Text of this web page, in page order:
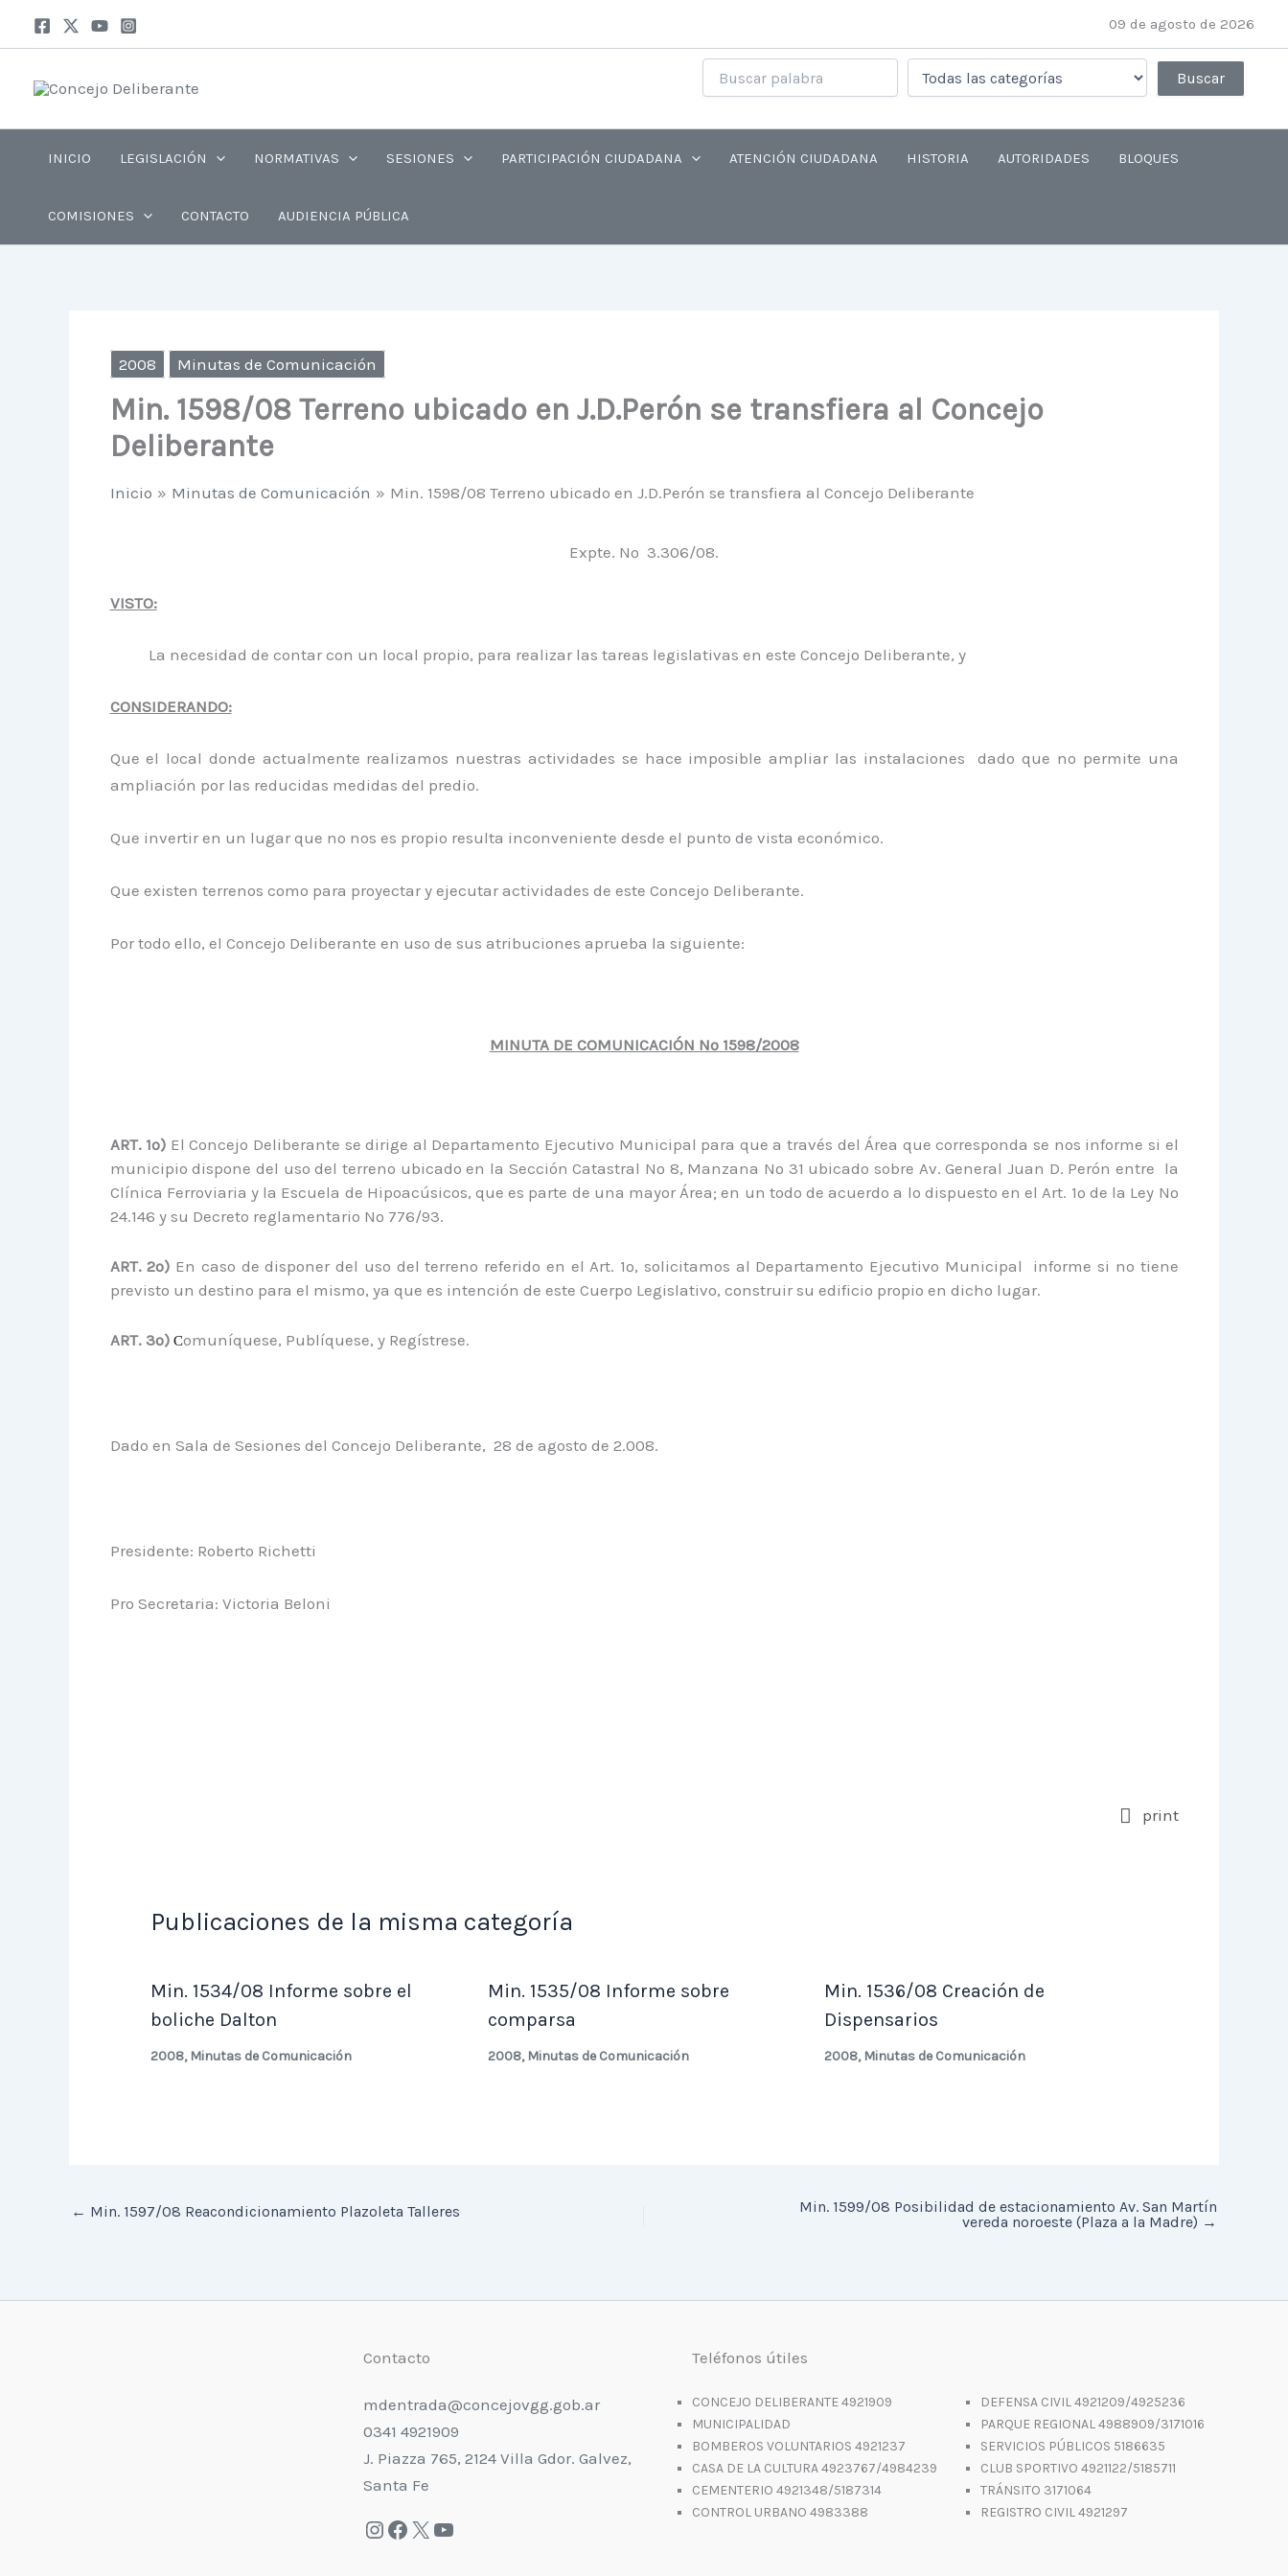
09 de agosto de 2026
INICIO LEGISLACIÓN NORMATIVAS SESIONES PARTICIPACIÓN CIUDADANA ATENCIÓN CIUDADANA HISTORIA AUTORIDADES BLOQUES
COMISIONES CONTACTO AUDIENCIA PÚBLICA
2008 Minutas de Comunicación
Min. 1598/08 Terreno ubicado en J.D.Perón se transfiera al Concejo
Deliberante
Inicio Minutas de Comunicación Min. 1598/08 Terreno ubicado en J.D.Perón se transfiera al Concejo Deliberante
Expte. Nº 3.306/08.
VISTO:
La necesidad de contar con un local propio, para realizar las tareas legislativas en este Concejo Deliberante, y
CONSIDERANDO:
Que el local donde actualmente realizamos nuestras actividades se hace imposible ampliar las instalaciones dado que no permite una
ampliación por las reducidas medidas del predio.
Que invertir en un lugar que no nos es propio resulta inconveniente desde el punto de vista económico.
Que existen terrenos como para proyectar y ejecutar actividades de este Concejo Deliberante.
Por todo ello, el Concejo Deliberante en uso de sus atribuciones aprueba la siguiente:
MINUTA DE COMUNICACIÓN Nº 1598/2008
ART. 1º) El Concejo Deliberante se dirige al Departamento Ejecutivo Municipal para que a través del Área que corresponda se nos informe si el
municipio dispone del uso del terreno ubicado en la Sección Catastral Nº 8, Manzana Nº 31 ubicado sobre Av. General Juan D. Perón entre la
Clínica Ferroviaria y la Escuela de Hipoacúsicos, que es parte de una mayor Área; en un todo de acuerdo a lo dispuesto en el Art. 1º de la Ley Nº
24.146 y su Decreto reglamentario Nº 776/93.
ART. 2º) En caso de disponer del uso del terreno referido en el Art. 1º, solicitamos al Departamento Ejecutivo Municipal informe si no tiene
previsto un destino para el mismo, ya que es intención de este Cuerpo Legislativo, construir su edificio propio en dicho lugar.
ART. 3º) Comuníquese, Publíquese, y Regístrese.
Dado en Sala de Sesiones del Concejo Deliberante, 28 de agosto de 2.008.
Presidente: Roberto Richetti
Pro Secretaria: Victoria Beloni
print
Publicaciones de la misma categoría
Min. 1534/08 Informe sobre el
boliche Dalton
2008, Minutas de Comunicación
Min. 1535/08 Informe sobre
comparsa
2008, Minutas de Comunicación
Min. 1536/08 Creación de
Dispensarios
2008, Minutas de Comunicación
← Min. 1597/08 Reacondicionamiento Plazoleta Talleres
Min. 1599/08 Posibilidad de estacionamiento Av. San Martín
vereda noroeste (Plaza a la Madre) →
Contacto
mdentrada@concejovgg.gob.ar
0341 4921909
J. Piazza 765, 2124 Villa Gdor. Galvez,
Santa Fe
Teléfonos útiles
CONCEJO DELIBERANTE 4921909
MUNICIPALIDAD
BOMBEROS VOLUNTARIOS 4921237
CASA DE LA CULTURA 4923767/4984239
CEMENTERIO 4921348/5187314
CONTROL URBANO 4983388
DEFENSA CIVIL 4921209/4925236
PARQUE REGIONAL 4988909/3171016
SERVICIOS PÚBLICOS 5186635
CLUB SPORTIVO 4921122/5185711
TRÁNSITO 3171064
REGISTRO CIVIL 4921297